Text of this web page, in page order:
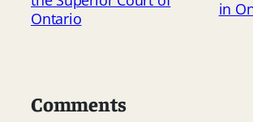
Ontario
in
Comments